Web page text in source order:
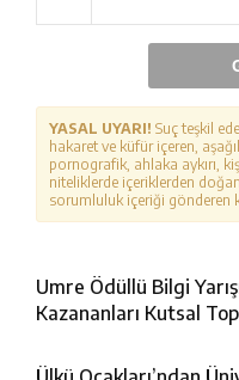
YASAL UYARI! Suç teşkil
hakaret ve küfür içeren,
pornografik, ahlaka aykırı,
niteliklerde içeriklerden
sorumluluk içeriği gönderen
Umre Ödüllü Bilgi
Kazananları Kutsal